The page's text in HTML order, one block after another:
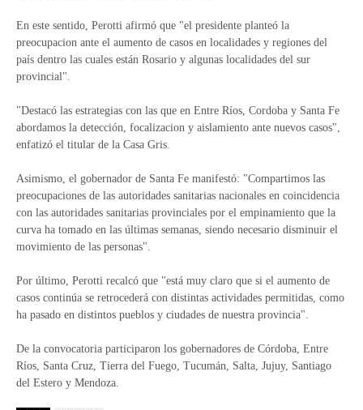
En este sentido, Perotti afirmó que "el presidente planteó la
preocupacion ante el aumento de casos en localidades y regiones del
país dentro las cuales están Rosario y algunas localidades del sur
provincial".
"Destacó las estrategias con las que en Entre Ríos, Cordoba y Santa Fe
abordamos la detección, focalizacion y aislamiento ante nuevos casos",
enfatizó el titular de la Casa Gris.
Asimismo, el gobernador de Santa Fe manifestó: "Compartimos las
preocupaciones de las autoridades sanitarias nacionales en coincidencia
con las autoridades sanitarias provinciales por el empinamiento que la
curva ha tomado en las últimas semanas, siendo necesario disminuir el
movimiento de las personas".
Por último, Perotti recalcó que "está muy claro que si el aumento de
casos continúa se retrocederá con distintas actividades permitidas, como
ha pasado en distintos pueblos y ciudades de nuestra provincia".
De la convocatoria participaron los gobernadores de Córdoba, Entre
Ríos, Santa Cruz, Tierra del Fuego, Tucumán, Salta, Jujuy, Santiago
del Estero y Mendoza.